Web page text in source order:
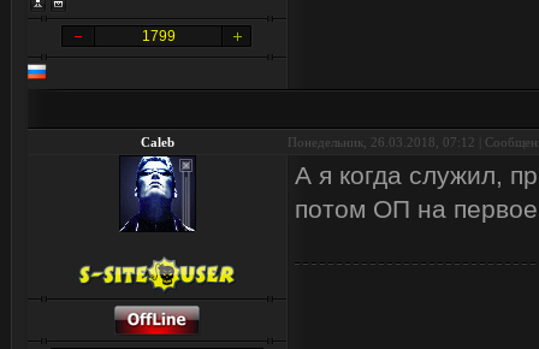
1799
Caleb Понедельник, 26.03.2018, 07:12 |
А я когда служил,
потом ОП на